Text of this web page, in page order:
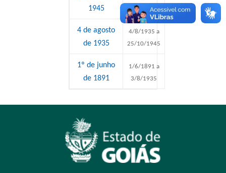
1945
14/11/1947
4 de agosto
de 1935
4/8/1935 a
25/10/1945
1º de junho
de 1891
1/6/1891 a
3/8/1935